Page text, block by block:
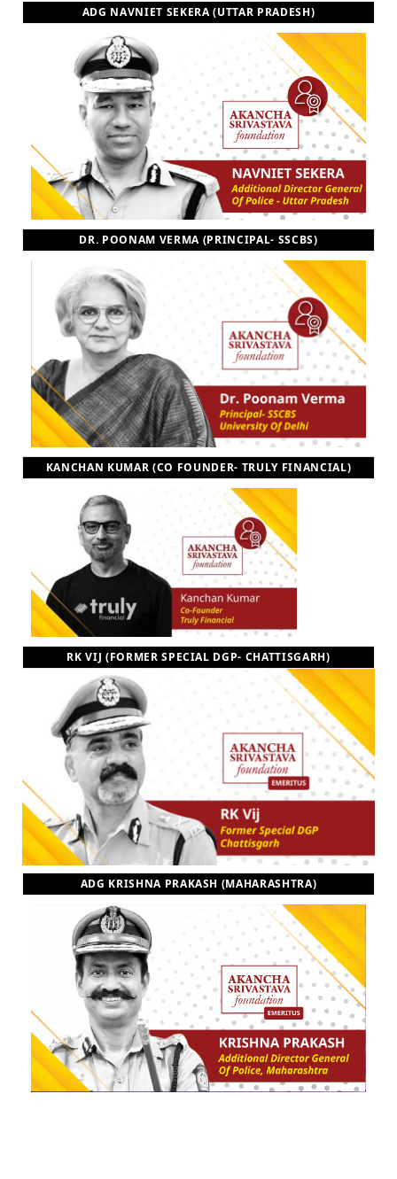
ADG NAVNIET SEKERA (UTTAR PRADESH)
DR. POONAM VERMA (PRINCIPAL- SSCBS)
KANCHAN KUMAR (CO FOUNDER- TRULY FINANCIAL)
RK VIJ (FORMER SPECIAL DGP- CHATTISGARH)
ADG KRISHNA PRAKASH (MAHARASHTRA)